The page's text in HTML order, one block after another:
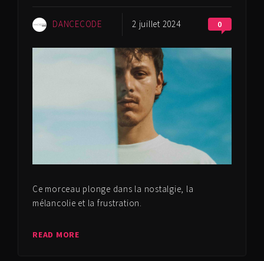
DANCECODE 2 juillet 2024 0
Ce morceau plonge dans la nostalgie, la
mélancolie et la frustration.
READ MORE